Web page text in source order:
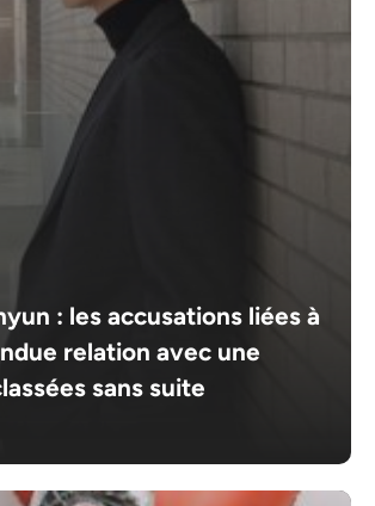
: les accusations liées à
relation avec une
sans suite